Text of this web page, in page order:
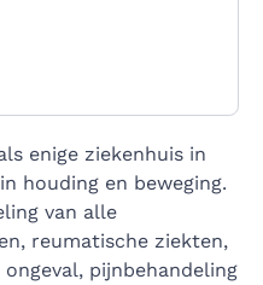
enige ziekenhuis in
houding en beweging.
van alle
reumatische ziekten,
pijnbehandeling